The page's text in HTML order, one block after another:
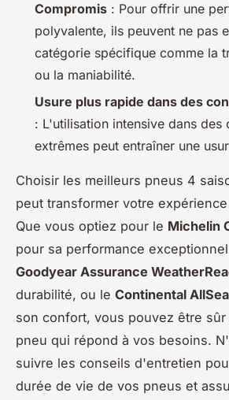
Compromis : Pour offrir une
polyvalente, ils peuvent ne pas
catégorie spécifique comme la
ou la maniabilité.
Usure plus rapide dans des
: L'utilisation intensive dans des
extrêmes peut entraîner une
Choisir les meilleurs pneus 4
peut transformer votre
Que vous optiez pour le Michelin
pour sa performance
Goodyear Assurance
durabilité, ou le Continental
son confort, vous pouvez être
pneu qui répond à vos besoins.
suivre les conseils d'entretien
durée de vie de vos pneus et